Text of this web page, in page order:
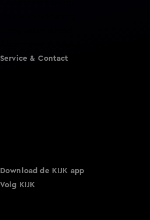
Service & Contact
Download de KIJK app
Volg KIJK